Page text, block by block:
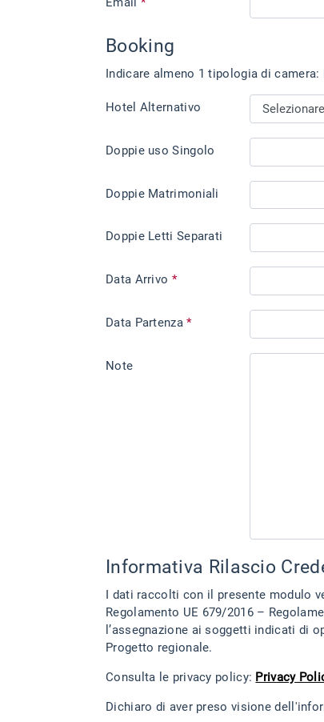
Booking
Indicare almeno 1 tipologia di
Hotel Alternativo
Doppie uso Singolo
Doppie Matrimoniali
Doppie Letti Separati
Data Arrivo *
Data Partenza*
Note
Informativa Rilascio
I dati raccolti con il presente modulo
Regolamento UE 679/2016 –
l’assegnazione ai soggetti indicati di opportune credenziali di accesso alla
Progetto regionale.
Consulta le privacy policy: Privacy
Dichiaro di aver preso visione